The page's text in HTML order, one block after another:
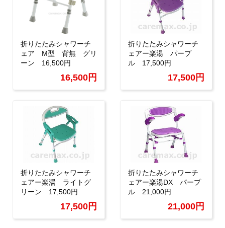
折りたたみシャワーチ
ェア M型 背無 グリ
ーン 16,500円
16,500円
折りたたみシャワーチ
ェアー楽湯 パープ
ル 17,500円
17,500円
折りたたみシャワーチ
ェアー楽湯 ライトグ
リーン 17,500円
17,500円
折りたたみシャワーチ
ェアー楽湯DX パープ
ル 21,000円
21,000円